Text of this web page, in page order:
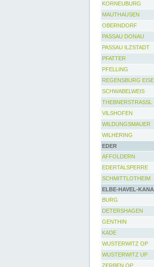
KORNEUBURG
MAUTHAUSEN
OBERNDORF
PASSAU DONAU
PASSAU ILZSTADT
PFATTER
PFELLING
REGENSBURG
SCHWABELWEIS
THEBNERSTRASSL
VILSHOFEN
WILDUNGSMAUER
WILHERING
EDER
AFFOLDERN
EDERTALSPERRE
SCHMITTLOTHEIM
ELBE-HAVEL-
BURG
DETERSHAGEN
GENTHIN
KADE
WUSTERWITZ OP
WUSTERWITZ UP
ZERBEN OP